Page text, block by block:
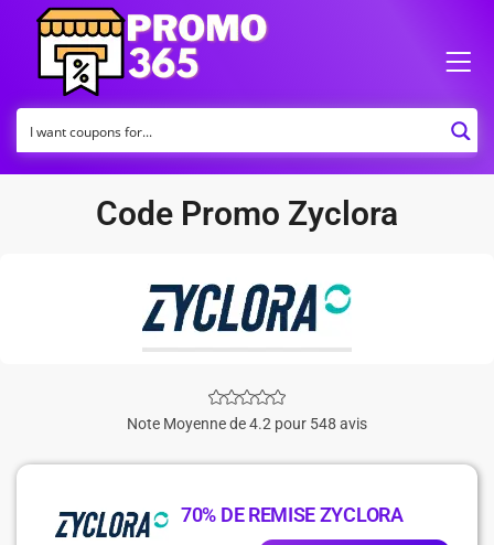
Code Promo Zyclora
Note Moyenne de 4.2 pour 548 avis
70% DE REMISE ZYCLORA